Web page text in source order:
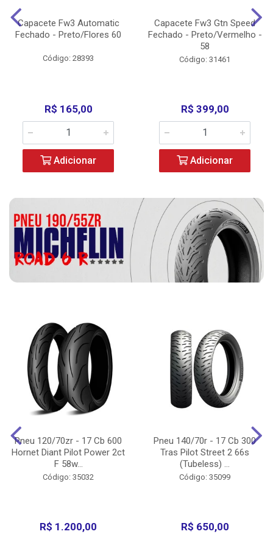
Capacete Fw3 Automatic
Fechado - Preto/Flores 60
Código: 28393
R$ 165,00
Adicionar
Capacete Fw3 Gtn Speed
Fechado - Preto/Vermelho -
58
Código: 31461
R$ 399,00
Adicionar
Pneu 120/70zr - 17 Cb 600
Hornet Diant Pilot Power 2ct
F 58w...
Código: 35032
R$ 1.200,00
Pneu 140/70r - 17 Cb 300
Tras Pilot Street 2 66s
(Tubeless) ...
Código: 35099
R$ 650,00